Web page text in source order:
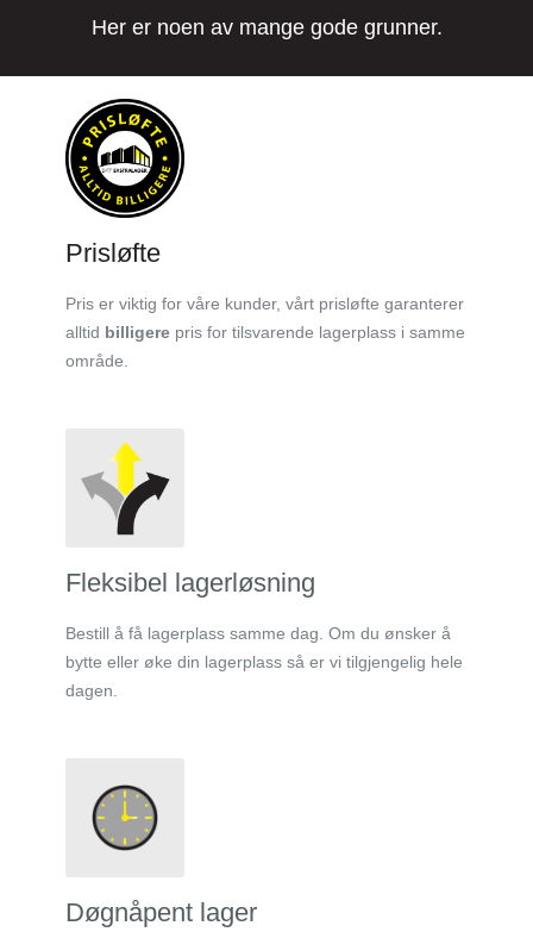
Her er noen av mange gode grunner.
Prisløfte
Pris er viktig for våre kunder, vårt prisløfte garanterer
alltid billigere pris for tilsvarende lagerplass i samme
område.
Fleksibel lagerløsning
Bestill å få lagerplass samme dag. Om du ønsker å
bytte eller øke din lagerplass så er vi tilgjengelig hele
dagen.
Døgnåpent lager